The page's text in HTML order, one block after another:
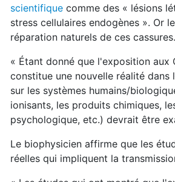
scientifique comme des « lésions
stress cellulaires endogènes ». Or
réparation naturels de ces cassures.
« Étant donné que l'exposition aux
constitue une nouvelle réalité
sur les systèmes humains/
ionisants, les produits chimiques,
psychologique, etc.) devrait être
Le biophysicien affirme que les
réelles qui impliquent la